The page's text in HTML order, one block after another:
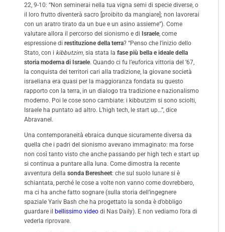
22, 9-10: “Non seminerai nella tua vigna semi di specie diverse, o
il loro frutto diventerà sacro [proibito da mangiare]; non lavorerai
con un aratro tirato da un bue e un asino assieme”). Come
valutare allora il percorso del sionismo e di Israele, come
espressione di restituzione della terra? “Penso che l’inizio dello
Stato, con i kibbutzim , sia stata la fase più bella e ideale della
storia moderna di Israele. Quando ci fu l’euforica vittoria del ’67,
la conquista dei territori cari alla tradizione, la giovane società
israeliana era quasi per la maggioranza fondata su questo
rapporto con la terra, in un dialogo tra tradizione e nazionalismo
moderno. Poi le cose sono cambiate: i kibbutzim si sono sciolti,
Israele ha puntato ad altro. L’high tech, le start up…”, dice
Abravanel.
Una contemporaneità ebraica dunque sicuramente diversa da
quella che i padri del sionismo avevano immaginato: ma forse
non così tanto visto che anche passando per high tech e start up
si continua a puntare alla luna. Come dimostra la recente
avventura della sonda Beresheet: che sul suolo lunare si è
schiantata, perché le cose a volte non vanno come dovrebbero,
ma ci ha anche fatto sognare (sulla storia dell’ingegnere
spaziale Yariv Bash che ha progettato la sonda è d’obbligo
guardare il bellissimo video di Nas Daily). E non vediamo l’ora di
vederla riprovare.